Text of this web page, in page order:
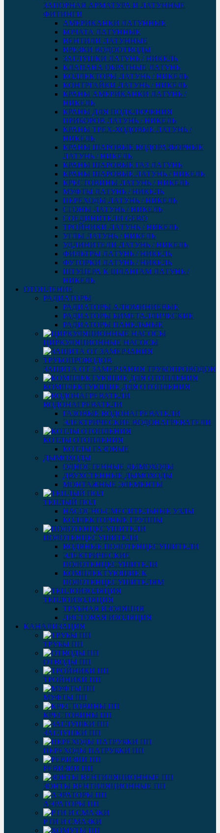
ЗАПОРНАЯ АРМАТУРА И ЛАТУННЫЕ
ФИТИНГИ
АМЕРИКАНКИ ЛАТУННЫЕ
БОЧАТА ЛАТУННЫЕ
ВЕНТИЛИ ЛАТУННЫЕ
ВРЕЗКИ ВОДООТВОДЫ
ЗАГЛУШКИ ЛАТУНЬ / НИКЕЛЬ
КЛАПАНА ОБРАТНЫЕ ЛАТУНЬ
КОЛЛЕКТОРЫ ЛАТУНЬ / НИКЕЛЬ
КОНТРГАЙКИ ЛАТУНЬ / НИКЕЛЬ
КРАНЫ АМЕРИКАНКИ ЛАТУНЬ /
НИКЕЛЬ
КРАНЫ ДЛЯ ПОДКЛЮЧЕНИЯ
ПРИБОРОВ ЛАТУНЬ / НИКЕЛЬ
КРАНЫ ТРЕХ-ХОДОВЫЕ ЛАТУНЬ /
НИКЕЛЬ
КРАНЫ ШАРОВЫЕ ВОДОРАЗБОРНЫЕ
ЛАТУНЬ / НИКЕЛЬ
КРАНЫ ШАРОВЫЕ ГАЗ ЛАТУНЬ
КРАНЫ ШАРОВЫЕ ЛАТУНЬ / НИКЕЛЬ
КРЕСТОВИНЫ ЛАТУНЬ / НИКЕЛЬ
МУФТЫ ЛАТУНЬ / НИКЕЛЬ
ПЕРЕХОДЫ ЛАТУНЬ / НИКЕЛЬ
СГОНЫ ЛАТУНЬ / НИКЕЛЬ
СОЕДИНИТЕЛИ GEBO
ТРОЙНИКИ ЛАТУНЬ / НИКЕЛЬ
УГЛЫ ЛАТУНЬ / НИКЕЛЬ
УДЛИНИТЕЛИ ЛАТУНЬ / НИКЕЛЬ
ФИЛЬТРЫ ЛАТУНЬ / НИКЕЛЬ
ФУТОРКИ ЛАТУНЬ / НИКЕЛЬ
ШТУЦЕРА К ШЛАНГАМ ЛАТУНЬ /
НИКЕЛЬ
ОТОПЛЕНИЕ
РАДИАТОРЫ
РАДИАТОРЫ АЛЮМИНИЕВЫЕ
РАДИАТОРЫ БИМЕТАЛЛИЧЕСКИЕ
РАДИАТОРЫ ПАНЕЛЬНЫЕ
ЦИРКУЛЯЦИОННЫЕ НАСОСЫ
ЗАЩИТА ОТ ЗАМЕРЗАНИЯ ТРУБОПРОВОДОВ
КОМПЛЕКТУЮЩИЕ ДЛЯ ОТОПЛЕНИЯ
ВОДОНАГРЕВАТЕЛИ
ГАЗОВЫЕ ВОДОНАГРЕВАТЕЛИ
ЭЛЕКТРИЧЕСКИЕ ВОДОНАГРЕВАТЕЛИ
КОТЛЫ ОТОПЛЕНИЯ
КОТЛЫ ГАЗОВЫЕ
ДЫМОХОДЫ
ОДНОСТЕННЫЕ ДЫМОХОДЫ
ДВУХСТЕННЫЕ ДЫМОХОДЫ
МОНТАЖНЫЕ ЭЛЕМЕНТЫ
ТЕПЛЫЙ ПОЛ
НАСОСНО-СМЕСИТЕЛЬНЫЕ УЗЛЫ
КОЛЛЕКТОРНЫЕ ГРУППЫ
ПОЛОТЕНЦЕСУШИТЕЛИ
ВОДЯНЫЕ ПОЛОТЕНЦЕСУШИТЕЛИ
ЭЛЕКТРИЧЕСКИЕ
ПОЛОТЕНЦЕСУШИТЕЛИ
КОМПЛЕКТУЮЩИЕ К
ПОЛОТЕНЦЕСУШИТЕЛЯМ
ТЕПЛОИЗОЛЯЦИЯ
ТРУБНАЯ ИЗОЛЯЦИЯ
ЛИСТОВАЯ ИЗОЛЯЦИЯ
КАНАЛИЗАЦИЯ
ТРУБЫ ПП
ОТВОДЫ ПП
ТРОЙНИКИ ПП
МУФТЫ ПП
КРЕСТОВИНЫ ПП
ЗАГЛУШКИ ПП
ПЕРЕХОДЫ ПАТРУБКИ ПП
РЕВИЗИИ ПП
ЗОНТЫ ВЕНТИЛЯЦИОННЫЕ ПП
АЭРАТОРЫ ПП
РТИ И СМАЗКИ